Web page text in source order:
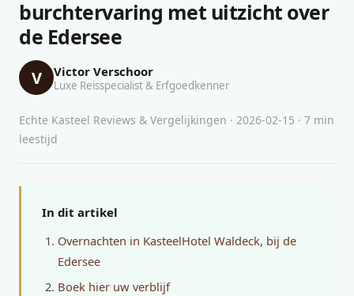
burchtervaring met uitzicht over
de Edersee
V Victor Verschoor
Luxe Reisspecialist & Erfgoedkenner
Echte Kasteel Reviews & Vergelijkingen · 2026-02-15 · 7 min
leestijd
In dit artikel
Overnachten in KasteelHotel Waldeck, bij de
Edersee
Boek hier uw verblijf